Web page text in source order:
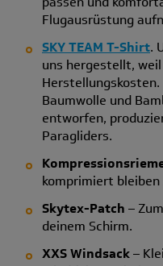
Flugausrüstung
SKY TEAM T-Shirt.
uns hergestellt,
Baumwolle und
entworfen,
Paragliders.
komprimiert bleiben
Skytex-Patch –
deinem Schirm.
XXS Windsack–